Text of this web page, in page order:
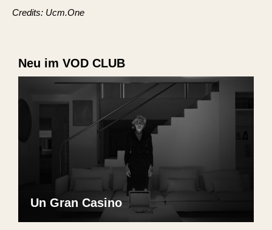
Credits: Ucm.One
Neu im VOD CLUB
Un Gran Casino